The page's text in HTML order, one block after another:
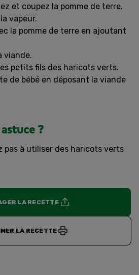
et coupez la pomme de terre.
vapeur.
la pomme de terre en ajoutant
viande.
petits fils des haricots verts.
de bébé en déposant la viande
?
pas à utiliser des haricots verts
LA RECETTE
LA RECETTE